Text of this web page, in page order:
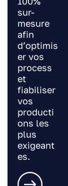
sur-
mesure
afin
d’optimis
er vos
process
et
fiabiliser
vos
producti
ons les
plus
exigeant
es.